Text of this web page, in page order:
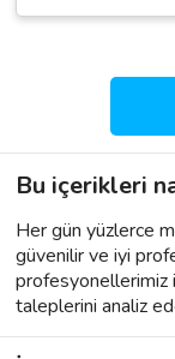
Bu içerikleri
Her gün yüzlerce
güvenilir ve iyi
profesyonellerimiz
taleplerini analiz